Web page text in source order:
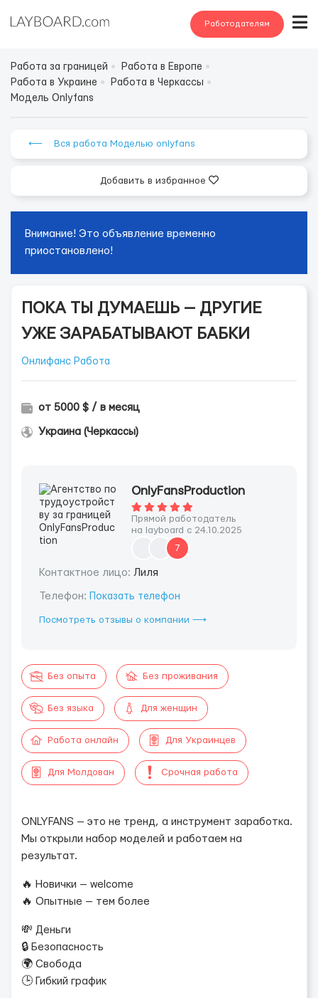
Работодателям
Работа за границей
Работа в Европе
Работа в Украине
Работа в Черкассы
Модель Onlyfans
⟵ Вся работа Моделью onlyfans
Добавить в избранное
Внимание! Это объявление временно
приостановлено!
ПОКА ТЫ ДУМАЕШЬ — ДРУГИЕ
УЖЕ ЗАРАБАТЫВАЮТ БАБКИ
Онлифанс Работа
от 5000 $ / в месяц
Украина (Черкассы)
OnlyFansProduction
Прямой работодатель
на layboard с 24.10.2025
7
Контактное лицо: Лиля
Телефон: Показать телефон
Посмотреть отзывы о компании ⟶
Без опыта Без проживания
Без языка Для женщин
Работа онлайн Для Украинцев
Для Молдован Срочная работа
ONLYFANS — это не тренд, а инструмент заработка.
Мы открыли набор моделей и работаем на
результат.
🔥 Новички — welcome
🔥 Опытные — тем более
💸 Деньги
🔒 Безопасность
🌍 Свобода
🕒 Гибкий график